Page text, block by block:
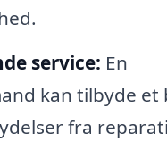
service: En
kan tilbyde et
fra